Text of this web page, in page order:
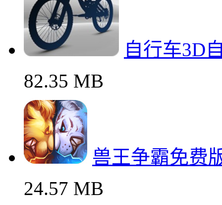
自行车3D
82.35 MB
兽王争霸免费
24.57 MB